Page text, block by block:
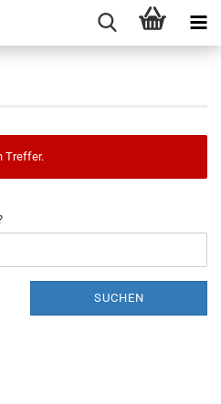
Treffer.
SUCHEN